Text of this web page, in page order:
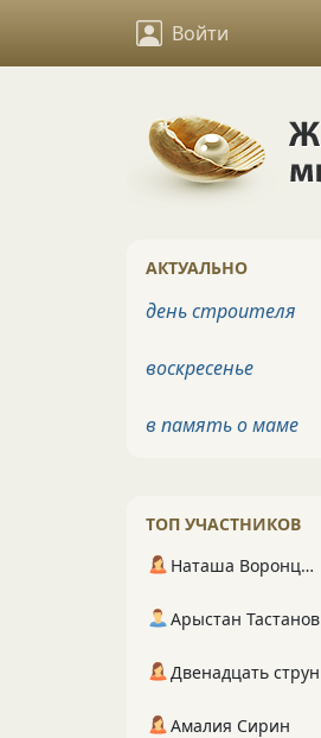
Войти
АКТУАЛЬНО
день строителя
воскресенье
в память о маме
ТОП УЧАСТНИКОВ
Наташа Воронцова
Арыстан Тастанов
Двенадцать струн
Амалия Сирин